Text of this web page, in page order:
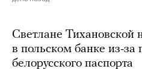
Светлане Тихановской
в польском банке из-за
белорусского паспорта